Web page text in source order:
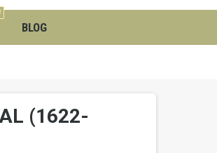
BLOG
(1622-